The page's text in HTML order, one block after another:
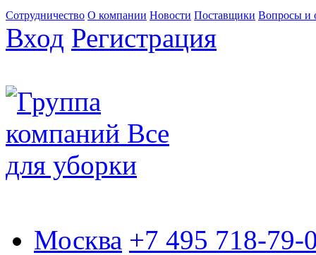
Сотрудничество О компании Новости Поставщики Вопросы и
Вход Регистрация
Москва +7 495 718-79-